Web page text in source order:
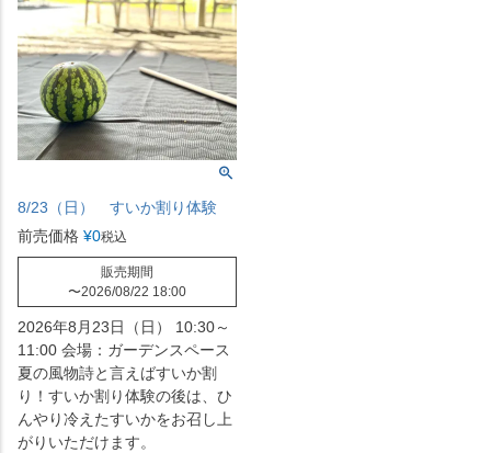
8/23（日） すいか割り体験
前売価格 ¥0税込
販売期間
〜2026/08/22 18:00
2026年8月23日（日） 10:30～
11:00 会場：ガーデンスペース
夏の風物詩と言えばすいか割
り！すいか割り体験の後は、ひ
んやり冷えたすいかをお召し上
がりいただけます。